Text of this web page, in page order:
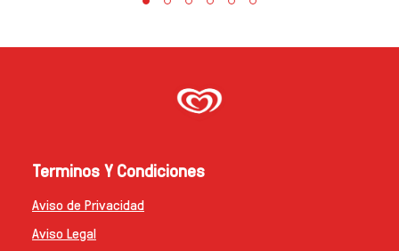
Terminos Y Condiciones
Aviso de Privacidad
Configurar Cookies